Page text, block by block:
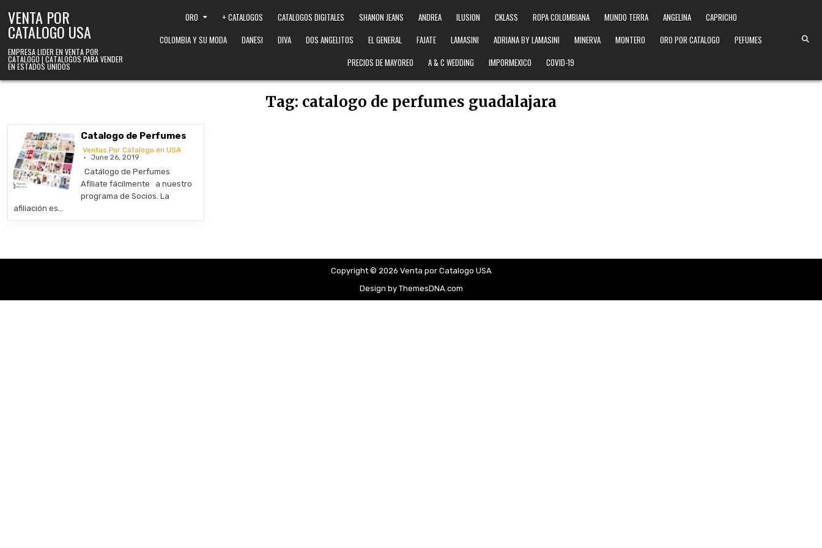
VENTA POR
CATALOGO USA
EMPRESA LIDER EN VENTA POR
CATALOGO | CATALOGOS PARA VENDER
EN ESTADOS UNIDOS
ORO + CATALOGOS CATALOGOS DIGITALES SHANON JEANS ANDREA ILUSION CKLASS ROPA COLOMBIANA MUNDO TERRA ANGELINA
CAPRICHO
COLOMBIA Y SU MODA
DANESI DIVA DOS ANGELITOS EL GENERAL FAJATE LAMASINI ADRIANA BY LAMASINI MINERVA MONTERO ORO POR CATALOGO
PEFUMES
PRECIOS DE MAYOREO
A & C WEDDING IMPORMEXICO COVID-19
Tag: catalogo de perfumes guadalajara
Catalogo de Perfumes
Ventas Por Catalogo en USA
June 26, 2019
Catálogo de Perfumes
Afíliate fácilmente a nuestro
programa de Socios. La
afiliación es…
Copyright © 2026 Venta por Catalogo USA
Design by ThemesDNA.com